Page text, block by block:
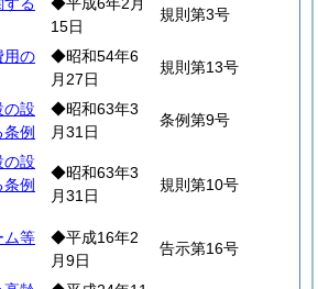
15日
規則第3号
用の
◆昭和54年6
月27日
規則第13号
の設
例
◆昭和63年3
月31日
条例第9号
の設
例
◆昭和63年3
月31日
規則第10号
ム等
◆平成16年2
月9日
告示第16号